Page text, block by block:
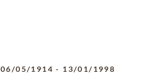
06/05/1914 - 13/01/1998